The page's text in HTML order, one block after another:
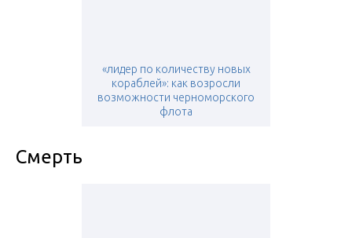
«лидер по количеству новых
кораблей»: как возросли
возможности черноморского
флота
Смерть